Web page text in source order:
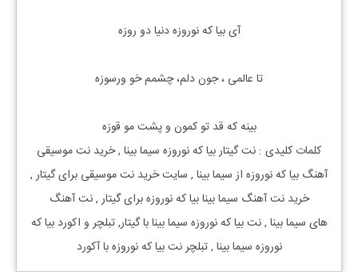
آی بیا که نوروزه دنیا دو روزه
تا عالمی ، جون دلم، چشمم خو ورسوزه
بینه که قد تو کمون و پشت مو قوزه
کلمات کلیدی : نت گیتار بیا که نوروزه سیما بینا , خرید نت موسیقی
آهنگ بیا که نوروزه از سیما بینا , سایت خرید نت موسیقی برای گیتار ,
خرید نت آهنگ سیما بینا بیا که نوروزه برای گیتار , نت آهنگ
های سیما بینا , نت بیا که نوروزه سیما بینا با گیتار, تبلچر و اکورد بیا که
نوروزه سیما بینا , تبلچر نت بیا که نوروزه با آکورد